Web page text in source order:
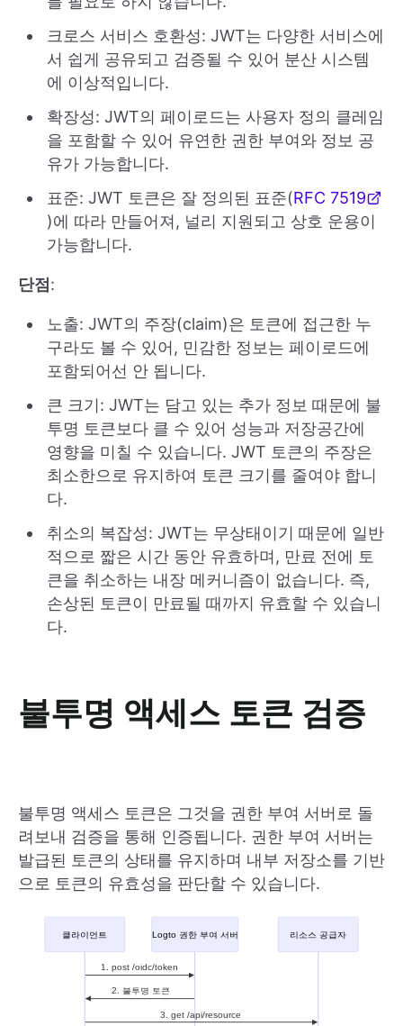
크로스 서비스 호환성: JWT는 다양한 서비스에
서 쉽게 공유되고 검증될 수 있어 분산 시스템
에 이상적입니다.
확장성: JWT의 페이로드는 사용자 정의 클레임
을 포함할 수 있어 유연한 권한 부여와 정보 공
유가 가능합니다.
표준: JWT 토큰은 잘 정의된 표준(RFC 7519
)에 따라 만들어져, 널리 지원되고 상호 운용이
가능합니다.
단점 :
노출: JWT의 주장(claim)은 토큰에 접근한 누
구라도 볼 수 있어, 민감한 정보는 페이로드에
포함되어선 안 됩니다.
큰 크기: JWT는 담고 있는 추가 정보 때문에 불
투명 토큰보다 클 수 있어 성능과 저장공간에
영향을 미칠 수 있습니다. JWT 토큰의 주장은
최소한으로 유지하여 토큰 크기를 줄여야 합니
다.
취소의 복잡성: JWT는 무상태이기 때문에 일반
적으로 짧은 시간 동안 유효하며, 만료 전에 토
큰을 취소하는 내장 메커니즘이 없습니다. 즉,
손상된 토큰이 만료될 때까지 유효할 수 있습니
다.
불투명 액세스 토큰 검증
불투명 액세스 토큰은 그것을 권한 부여 서버로 돌
려보내 검증을 통해 인증됩니다. 권한 부여 서버는
발급된 토큰의 상태를 유지하며 내부 저장소를 기반
으로 토큰의 유효성을 판단할 수 있습니다.